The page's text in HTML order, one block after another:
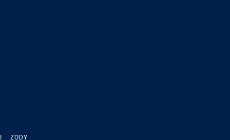
ZODY